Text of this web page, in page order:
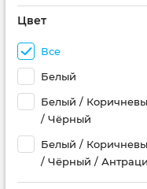
Цвет
Все
Белый
Белый /
/ Чёрный
Белый /
/ Чёрный /